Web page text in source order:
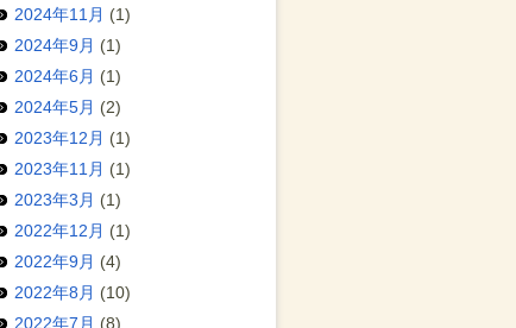
2024年11月 (1)
2024年9月 (1)
2024年6月 (1)
2024年5月 (2)
2023年12月 (1)
2023年11月 (1)
2023年3月 (1)
2022年12月 (1)
2022年9月 (4)
2022年8月 (10)
2022年7月 (8)